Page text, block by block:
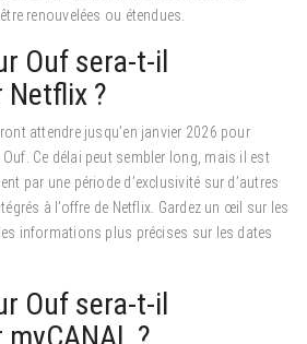
renouvelées ou étendues.
Ouf sera-t-il
Netflix ?
attendre jusqu’en janvier 2026 pour
Ce délai peut sembler long, mais il est
par une période d’exclusivité sur d’autres
à l’offre de Netflix. Gardez un œil sur les
informations plus précises sur les dates
Ouf sera-t-il